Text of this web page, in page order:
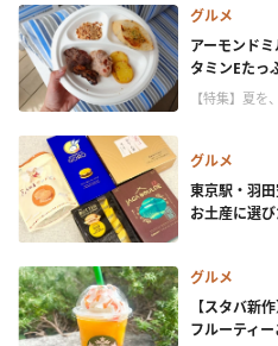
グルメ
アーモンド
タミンEたっ
【特集】夏を
グルメ
東京駅・羽
お土産に選
グルメ
【スタバ新
フルーティ